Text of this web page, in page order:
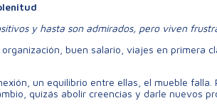
y hasta son admirados, pero viven
buen salario, viajes en
un equilibrio entre ellas, el mueble
quizás abolir creencias y darle nuevos